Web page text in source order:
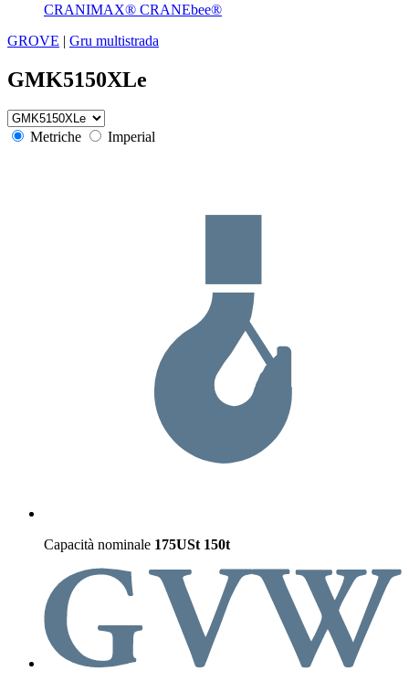
CRANIMAX® CRANEbee®
GROVE | Gru multistrada
GMK5150XLe
Metriche Imperial
Capacità nominale 175USt 150t